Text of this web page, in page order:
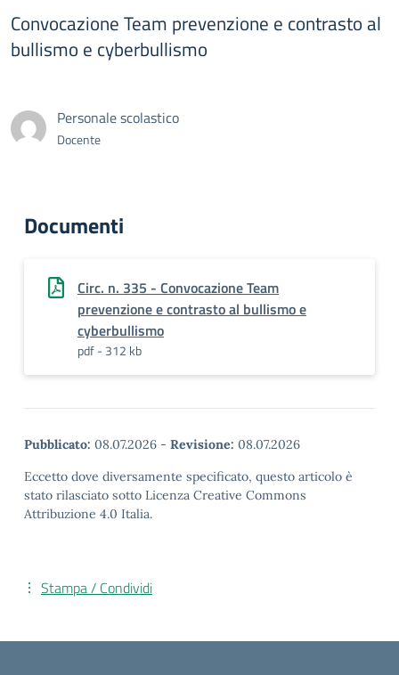
Convocazione Team prevenzione e contrasto al
bullismo e cyberbullismo
Personale scolastico
Docente
Documenti
Circ. n. 335 - Convocazione Team
prevenzione e contrasto al bullismo e
cyberbullismo
pdf - 312 kb
Pubblicato: 08.07.2026 - Revisione: 08.07.2026
Eccetto dove diversamente specificato, questo articolo è
stato rilasciato sotto Licenza Creative Commons
Attribuzione 4.0 Italia.
Stampa / Condividi